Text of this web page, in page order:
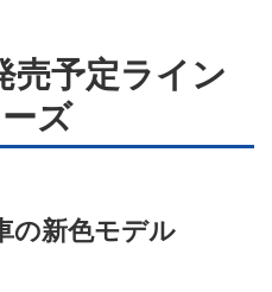
売予定ライン
ズ
の新色モデル